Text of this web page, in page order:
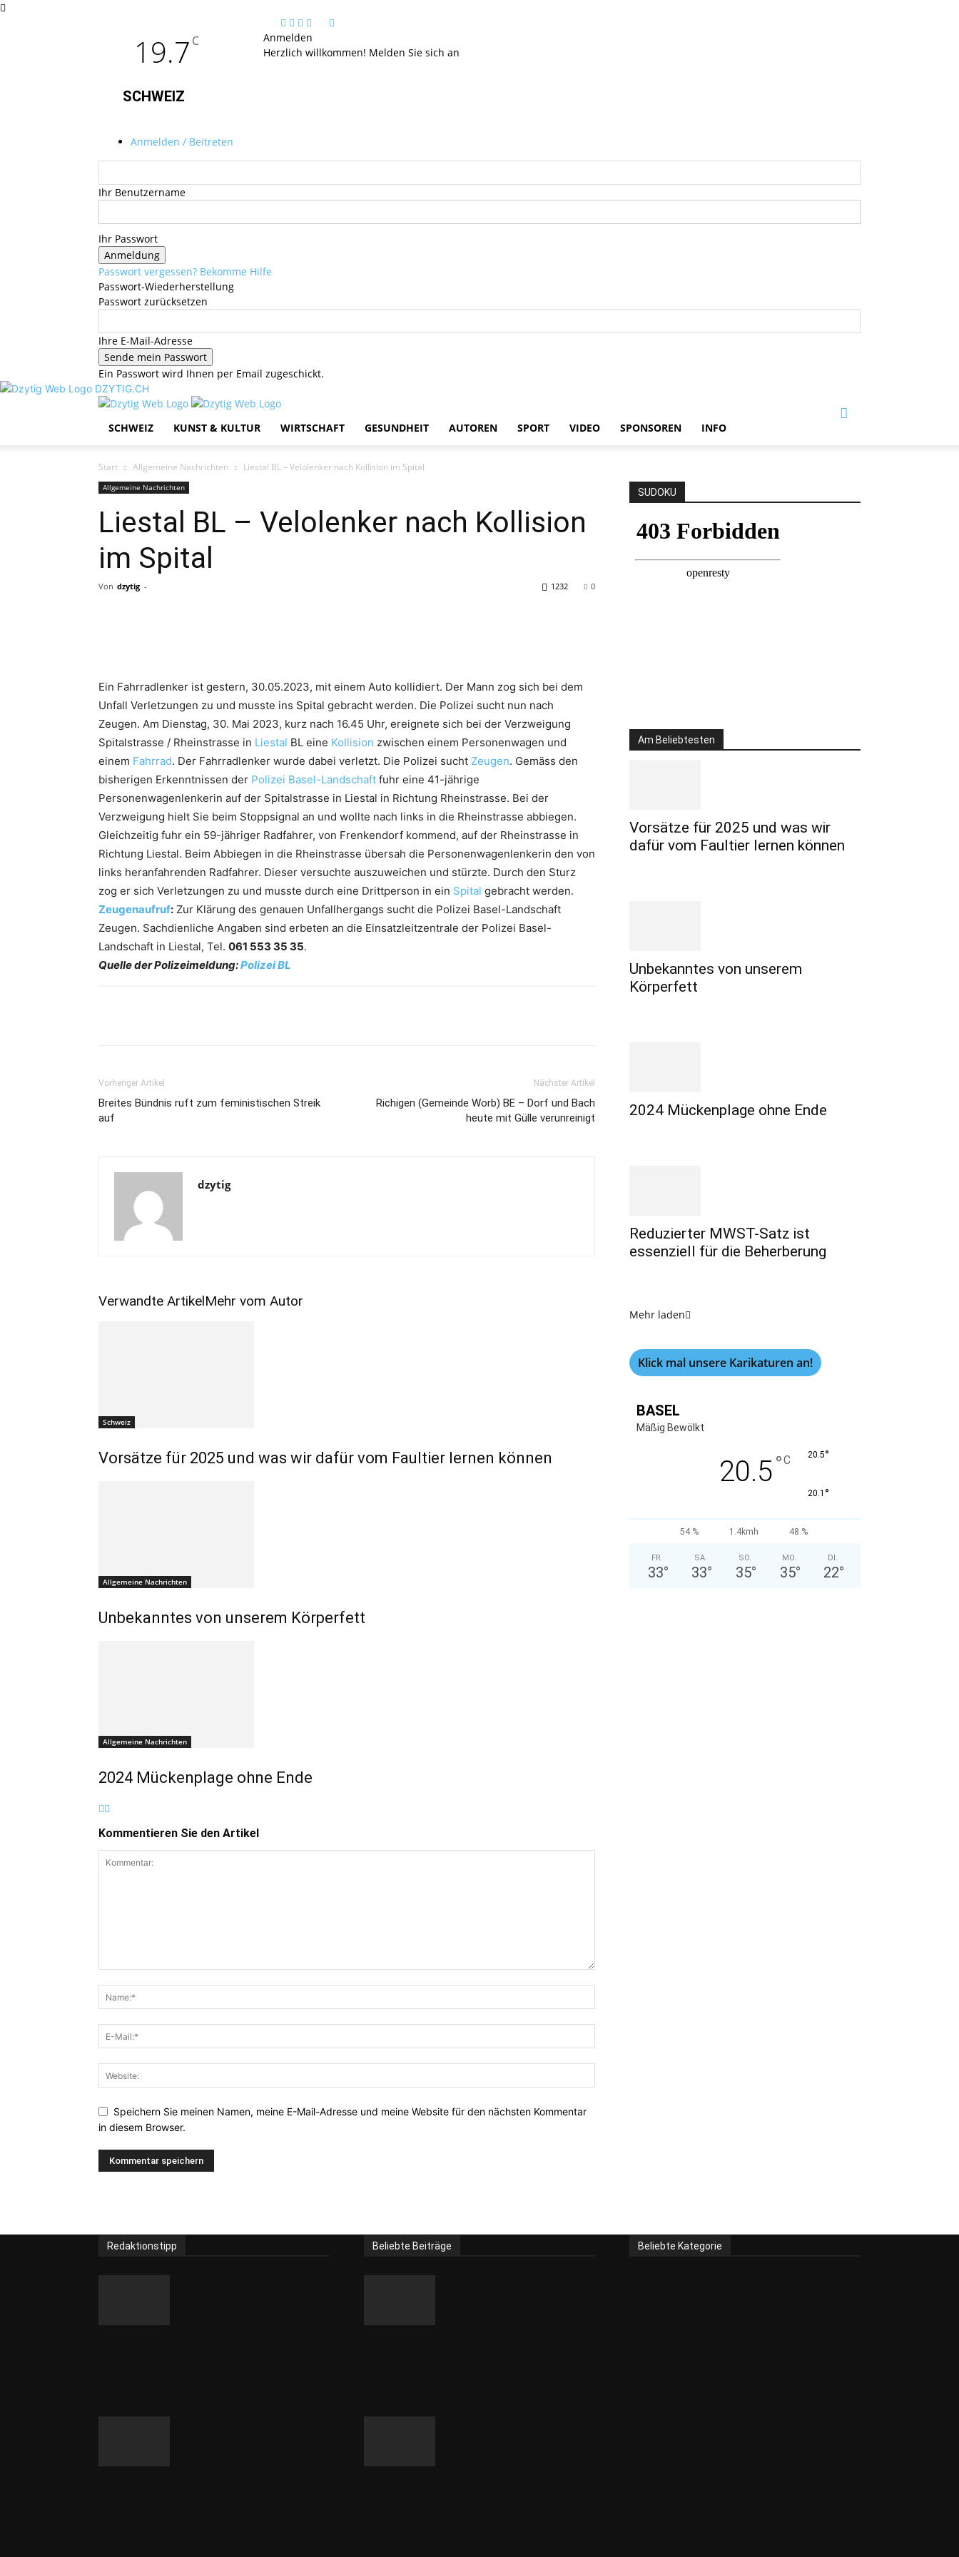
19.7 C
SCHWEIZ
Anmelden / Beitreten
Anmelden
Herzlich willkommen! Melden Sie sich an
Ihr Benutzername
Ihr Passwort
Passwort vergessen? Bekomme Hilfe
Passwort-Wiederherstellung
Passwort zurücksetzen
Ihre E-Mail-Adresse
Ein Passwort wird Ihnen per Email zugeschickt.
DZYTIG.CH
SCHWEIZ KUNST & KULTUR WIRTSCHAFT GESUNDHEIT AUTOREN SPORT VIDEO SPONSOREN INFO
Start Allgemeine Nachrichten Liestal BL – Velolenker nach Kollision im Spital
Allgemeine Nachrichten
Liestal BL – Velolenker nach Kollision
im Spital
Von dzytig - 0
1232
Ein Fahrradlenker ist gestern, 30.05.2023, mit einem Auto kollidiert. Der Mann zog sich bei dem
Unfall Verletzungen zu und musste ins Spital gebracht werden. Die Polizei sucht nun nach
Zeugen. Am Dienstag, 30. Mai 2023, kurz nach 16.45 Uhr, ereignete sich bei der Verzweigung
Spitalstrasse / Rheinstrasse in Liestal BL eine Kollision zwischen einem Personenwagen und
einem Fahrrad. Der Fahrradlenker wurde dabei verletzt. Die Polizei sucht Zeugen. Gemäss den
bisherigen Erkenntnissen der Polizei Basel-Landschaft fuhr eine 41-jährige
Personenwagenlenkerin auf der Spitalstrasse in Liestal in Richtung Rheinstrasse. Bei der
Verzweigung hielt Sie beim Stoppsignal an und wollte nach links in die Rheinstrasse abbiegen.
Gleichzeitig fuhr ein 59-jähriger Radfahrer, von Frenkendorf kommend, auf der Rheinstrasse in
Richtung Liestal. Beim Abbiegen in die Rheinstrasse übersah die Personenwagenlenkerin den von
links heranfahrenden Radfahrer. Dieser versuchte auszuweichen und stürzte. Durch den Sturz
zog er sich Verletzungen zu und musste durch eine Drittperson in ein Spital gebracht werden.
Zeugenaufruf: Zur Klärung des genauen Unfallhergangs sucht die Polizei Basel-Landschaft
Zeugen. Sachdienliche Angaben sind erbeten an die Einsatzleitzentrale der Polizei Basel-
Landschaft in Liestal, Tel. 061 553 35 35.
Quelle der Polizeimeldung:Polizei BL
Vorheriger Artikel
Breites Bündnis ruft zum feministischen Streik
auf
Nächster Artikel
Richigen (Gemeinde Worb) BE – Dorf und Bach
heute mit Gülle verunreinigt
dzytig
Verwandte ArtikelMehr vom Autor
Schweiz
Vorsätze für 2025 und was wir dafür vom Faultier lernen können
Allgemeine Nachrichten
Unbekanntes von unserem Körperfett
Allgemeine Nachrichten
2024 Mückenplage ohne Ende
Kommentieren Sie den Artikel
Speichern Sie meinen Namen, meine E-Mail-Adresse und meine Website für den nächsten Kommentar
in diesem Browser.
SUDOKU
Am Beliebtesten
Vorsätze für 2025 und was wir
dafür vom Faultier lernen können
Unbekanntes von unserem
Körperfett
2024 Mückenplage ohne Ende
Reduzierter MWST-Satz ist
essenziell für die Beherberung
Mehr laden
Klick mal unsere Karikaturen an!
BASEL
Mäßig Bewölkt
20.5°C 20.5°
20.1 °
54 % 1.4kmh 48 %
FR.
33°
SA.
33°
SO.
35°
MO.
35°
DI.
22°
Redaktionstipp Beliebte Beiträge Beliebte Kategorie